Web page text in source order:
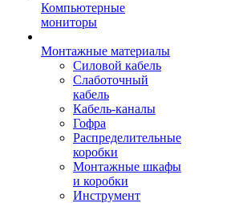
Компьютерные
мониторы
Монтажные материалы
Силовой кабель
Слаботочный
кабель
Кабель-каналы
Гофра
Распределительные
коробки
Монтажные шкафы
и коробки
Инструмент